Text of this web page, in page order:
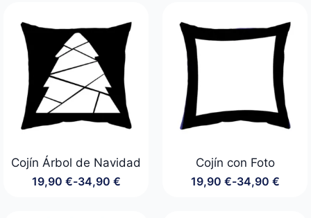
55,00 €.
49,00 €.
Cojín Árbol de Navidad
19,90 €-34,90 €
Rango
Cojín con Foto
19,90 €-34,90 €
Rango